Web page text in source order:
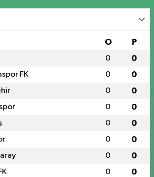
O P
0 0
FK 0 0
0 0
0 0
0 0
0 0
0 0
0 0